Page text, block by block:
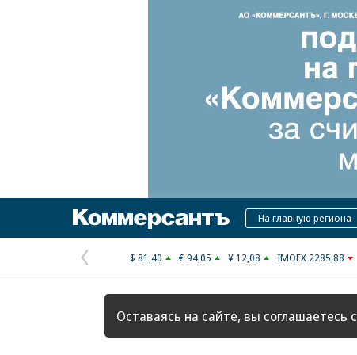
КоммерсантъНа главную региона
Предыдущая
страница
$ 81,40 € 94,05 ¥ 12,08 IMOEX 2285,88
Оставаясь на сайте, вы соглашаетесь с